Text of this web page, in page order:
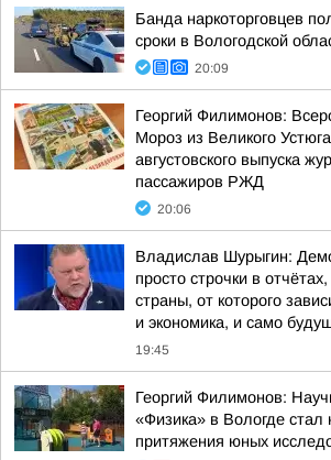
Банда наркоторговцев
сроки в Вологодской
20:09
Георгий Филимонов:
Мороз из Великого
августовского выпуска
пассажиров РЖД
20:06
Владислав Шурыгин:
просто строчки в
страны, от которого
и экономика, и само
19:45
Георгий Филимонов:
«Физика» в Вологде стал
притяжения юных